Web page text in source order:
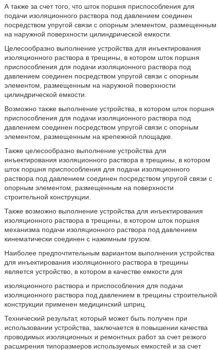
А также за счет того, что шток поршня приспособления для
подачи изоляционного раствора под давлением соединен
посредством упругой связи с опорным элементом, размещенным
на наружной поверхности цилиндрической емкости.
Целесообразно выполнение устройства для инъектирования
изоляционного раствора в трещины, в котором шток поршня
приспособления для подачи изоляционного раствора под
давлением соединен посредством упругой связи с опорным
элементом, размещенным на наружной поверхности
цилиндрической емкости.
Возможно также выполнение устройства, в котором шток поршня
приспособления для подачи изоляционного раствора под
давлением соединен посредством упругой связи с опорным
элементом, размещенным на крепежной площадке.
Также целесообразно выполнение устройства для
инъектирования изоляционного раствора в трещины, в котором
шток поршня приспособления для подачи изоляционного
раствора под давлением соединен посредством упругой связи с
опорным элементом, размещенным на поверхности
строительной конструкции.
Также возможно выполнение устройства для инъектирования
изоляционного раствора в трещины, в котором шток поршня
механизма подачи изоляционного раствора под давлением
кинематически соединен с нажимным грузом.
Наиболее предпочтительным вариантом выполнения устройства
для инъектирования изоляционного раствора в трещины
является устройство, в котором в качестве емкости для
изоляционного раствора и приспособления для подачи
изоляционного раствора под давлением в трещины строительной
конструкции применен медицинский шприц.
Технический результат, который может быть получен при
использовании устройства, заключается в повышении качества
проводимых изоляционных и ремонтных работ за счет резкого
расширения типоразмеров используемых емкостей и за счет